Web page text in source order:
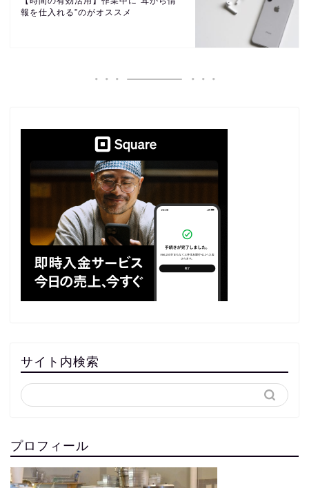
報を仕入れる”のがオススメ
サイト内検索
プロフィール